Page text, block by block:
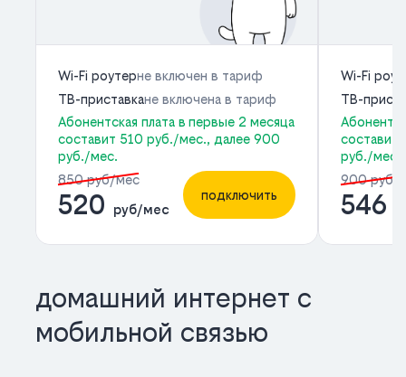
Wi-Fi роутерне включен в тариф
ТВ-приставкане включена в тариф
Абонентская плата в первые 2 месяца
составит 510 руб./мес., далее 900
руб./мес.
850 руб/мес
520 руб/мес
подключить
Wi-Fi
ТВ-
составит
руб./мес.
900 руб/
546
домашний интернет с
мобильной связью